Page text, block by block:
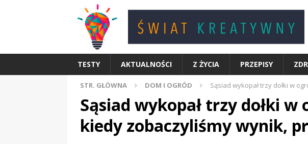
TESTY AKTUALNOŚCI Z ŻYCIA PRZEPISY
STR. GŁÓWNA DOM I OGRÓD Sąsiad wykopał trzy dołki w
Sąsiad wykopał trzy dołki
kiedy zobaczyliśmy wynik,